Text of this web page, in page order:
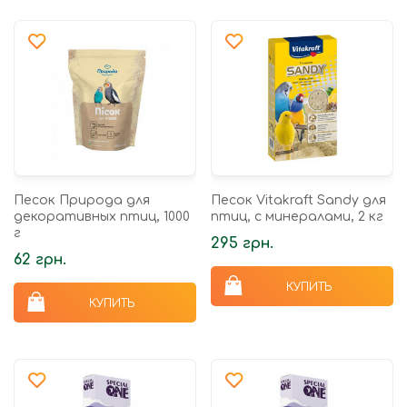
Песок Природа для
декоративных птиц, 1000
г
62 грн.
КУПИТЬ
Песок Vitakraft Sandy для
птиц, с минералами, 2 кг
295 грн.
КУПИТЬ